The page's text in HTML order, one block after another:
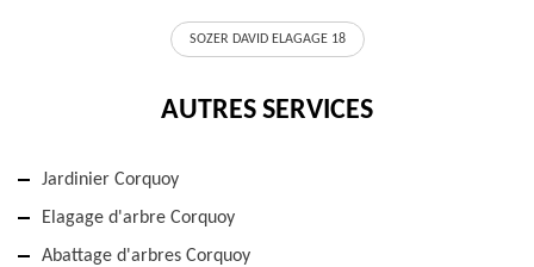
SOZER DAVID ELAGAGE 18
AUTRES SERVICES
Jardinier Corquoy
Elagage d'arbre Corquoy
Abattage d'arbres Corquoy